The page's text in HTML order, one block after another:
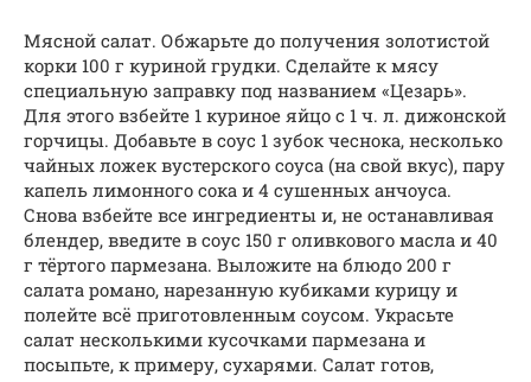
Мясной салат. Обжарьте до получения золотистой
корки 100 г куриной грудки. Сделайте к мясу
специальную заправку под названием «Цезарь».
Для этого взбейте 1 куриное яйцо с 1 ч. л. дижонской
горчицы. Добавьте в соус 1 зубок чеснока, несколько
чайных ложек вустерского соуса (на свой вкус), пару
капель лимонного сока и 4 сушенных анчоуса.
Снова взбейте все ингредиенты и, не останавливая
блендер, введите в соус 150 г оливкового масла и 40
г тёртого пармезана. Выложите на блюдо 200 г
салата романо, нарезанную кубиками курицу и
полейте всё приготовленным соусом. Украсьте
салат несколькими кусочками пармезана и
посыпьте, к примеру, сухарями. Салат готов,